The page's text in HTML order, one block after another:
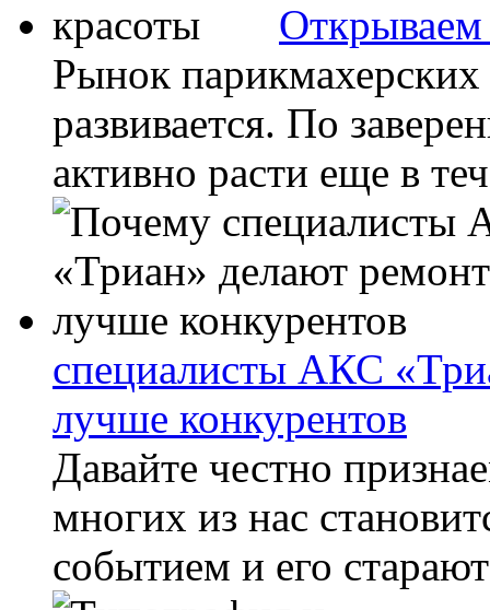
Открываем
Рынок
развивается. По
активно расти еще в
специалисты АКС
лучше конкурентов
Давайте честно
многих из нас
событием и его